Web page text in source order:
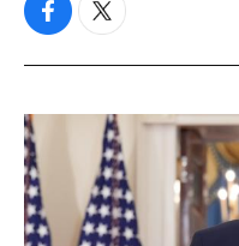
f
c
b
t
i
t
e
r